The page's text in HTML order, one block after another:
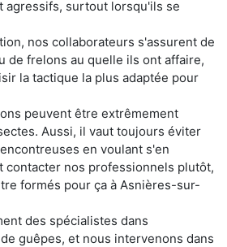
agressifs, surtout lorsqu'ils se
nos collaborateurs s'assurent de
de frelons au quelle ils ont affaire,
la tactique la plus adaptée pour
peuvent être extrêmement
Aussi, il vaut toujours éviter
en voulant s'en
contacter nos professionnels plutôt,
formés pour ça à Asnières-sur-
des spécialistes dans
guêpes, et nous intervenons dans